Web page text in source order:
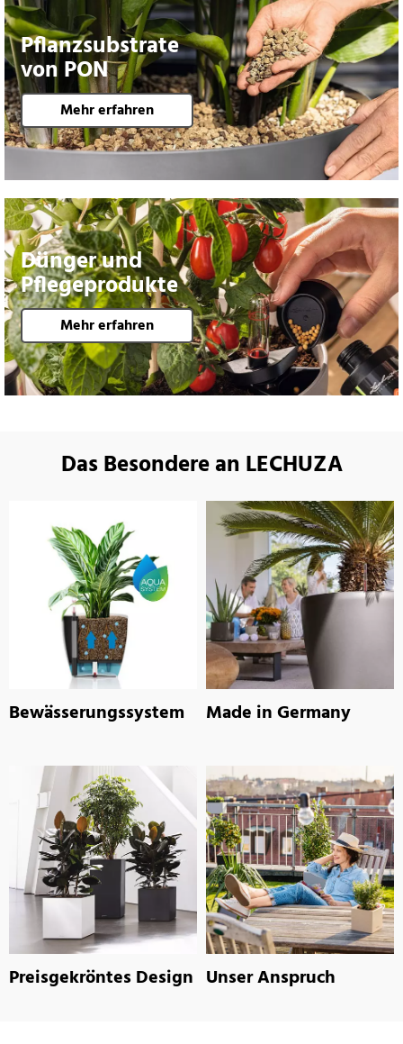
Pflanzsubstrate
von PON
Mehr erfahren
Dünger und
Pflegeprodukte
Mehr erfahren
Das Besondere an LECHUZA
Bewässerungssystem Made in Germany
Preisgekröntes Design Unser Anspruch